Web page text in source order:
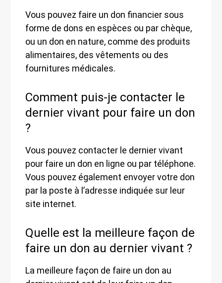
Vous pouvez faire un don financier sous
forme de dons en espèces ou par chèque,
ou un don en nature, comme des produits
alimentaires, des vêtements ou des
fournitures médicales.
Comment puis-je contacter le
dernier vivant pour faire un don
?
Vous pouvez contacter le dernier vivant
pour faire un don en ligne ou par téléphone.
Vous pouvez également envoyer votre don
par la poste à l’adresse indiquée sur leur
site internet.
Quelle est la meilleure façon de
faire un don au dernier vivant ?
La meilleure façon de faire un don au